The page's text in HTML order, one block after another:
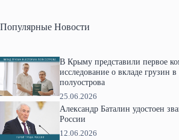
Популярные Новости
В Крыму представили первое
исследование о вкладе грузин
полуострова
25.06.2026
Александр Баталин удостоен
России
12.06.2026